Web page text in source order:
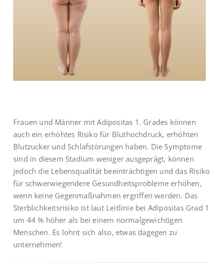
Frauen und Männer mit Adipositas 1. Grades können
auch ein erhöhtes Risiko für Bluthochdruck, erhöhten
Blutzucker und Schlafstörungen haben. Die Symptome
sind in diesem Stadium weniger ausgeprägt, können
jedoch die Lebensqualität beeinträchtigen und das Risiko
für schwerwiegendere Gesundheitsprobleme erhöhen,
wenn keine Gegenmaßnahmen ergriffen werden. Das
Sterblichkeitsrisiko ist laut Leitlinie bei Adipositas Grad 1
um 44 % höher als bei einem normalgewichtigen
Menschen. Es lohnt sich also, etwas dagegen zu
unternehmen!